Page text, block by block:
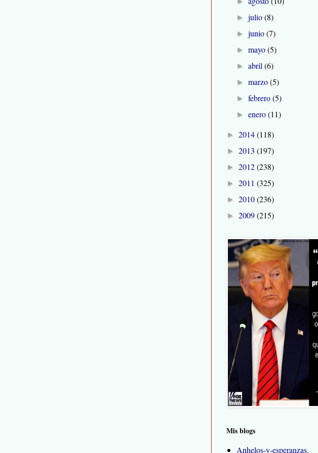
►julio(8)
►junio(7)
►mayo(5)
►abril(6)
►marzo(5)
►febrero(5)
►enero(11)
► 2014(118)
► 2013 (197)
► 2012(238)
► 2011 (325)
► 2010(236)
► 2009(215)
Mis blogs
Anhelos-y-esperanzas.